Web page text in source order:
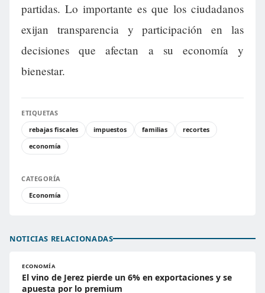
partidas. Lo importante es que los ciudadanos
exijan transparencia y participación en las
decisiones que afectan a su economía y
bienestar.
ETIQUETAS
rebajas fiscales
impuestos familias
recortes
economía
CATEGORÍA
Economía
NOTICIAS RELACIONADAS
ECONOMÍA
El vino de Jerez pierde un 6% en exportaciones y se
apuesta por lo premium